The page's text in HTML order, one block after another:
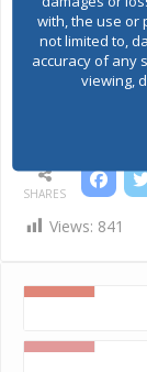
SHARES
Views: 841
with, the use or
not limited to,
accuracy of any
viewing,